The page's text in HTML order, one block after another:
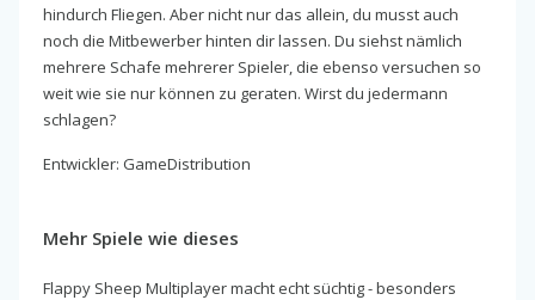
hindurch Fliegen. Aber nicht nur das allein, du musst auch
noch die Mitbewerber hinten dir lassen. Du siehst nämlich
mehrere Schafe mehrerer Spieler, die ebenso versuchen so
weit wie sie nur können zu geraten. Wirst du jedermann
schlagen?
Entwickler: GameDistribution
Mehr Spiele wie dieses
Flappy Sheep Multiplayer macht echt süchtig - besonders